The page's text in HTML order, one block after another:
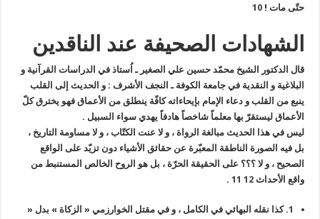
حتّى مات !10
الشهادات الصحيفة عند الناقدين
قال الدكتور الشيخ محمّد حسين علي الصغير ـ اُستاذ في الدراسات القرآنية و
البلاغية و النقدية في جامعة الكوفة ـ النجف الأشرف : و الحديث إلى القلب
ينبع من القلب و دعاء الإمام بإيحاءاته كافّة ينطلق من الأعماق فهو يخترق كلّ
الأعماق ليستقرّ بها معلماً شاخصاً هادفاً يهدي سواء السبيل .
ليس في هذا الحديث مبالغة الرواة ، و لا عنت الكتّاب ، و لا مساومة التاريخ ،
بل فيه الصورة الناطقة المعبّرة عن حقائق الأشياء دون تزيّد على الواقع
الصحيح ، و لا ؟؟؟ على الحقيقة الحرّة ، بل هو الروح الخالص المستنبط من
واقع الأحداث
11 12
.
1. كذا نقله البهائي في الكامل ، و في مقتل الخوارزمي « الزكاة » بدل «